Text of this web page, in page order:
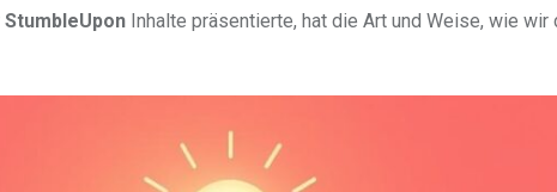
StumbleUpon Inhalte präsentierte, hat die Art und Weise, wie wir